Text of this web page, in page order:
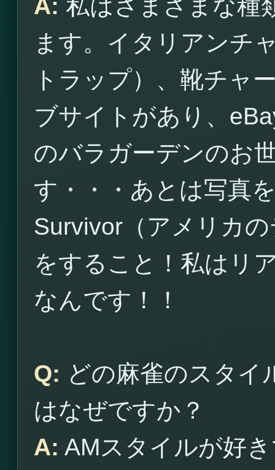
A: 私はさまざまな種
ます。イタリアンチ
トラップ）、靴チャ
ブサイトがあり、
のバラガーデンのお
す・・・あとは写真
Survivor（アメリカ
をすること！私はリ
なんです！！
Q: どの麻雀のスタイ
はなぜですか？
A: AMスタイルが好